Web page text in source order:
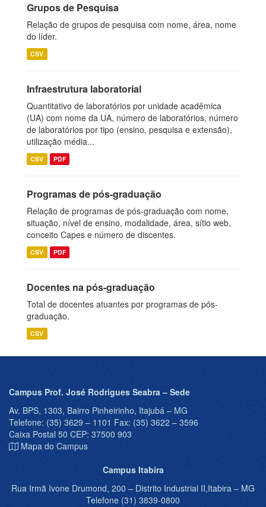
Grupos de Pesquisa
Relação de grupos de pesquisa com nome, área, nome
do líder.
CSV
Infraestrutura laboratorial
Quantitativo de laboratórios por unidade acadêmica
(UA) com nome da UA, número de laboratórios, número
de laboratórios por tipo (ensino, pesquisa e extensão),
utilização média...
CSV PDF
Programas de pós-graduação
Relação de programas de pós-graduação com nome,
situação, nível de ensino, modalidade, área, sítio web,
conceito Capes e número de discentes.
CSV PDF
Docentes na pós-graduação
Total de docentes atuantes por programas de pós-
graduação.
CSV
Campus Prof. José Rodrigues Seabra – Sede
Av. BPS, 1303, Bairro Pinheirinho, Itajubá – MG
Telefone: (35) 3629 – 1101 Fax: (35) 3622 – 3596
Caixa Postal 50 CEP: 37500 903
Mapa do Campus
Campus Itabira
Rua Irmã Ivone Drumond, 200 – Distrito Industrial II,Itabira – MG
Telefone (31) 3839-0800